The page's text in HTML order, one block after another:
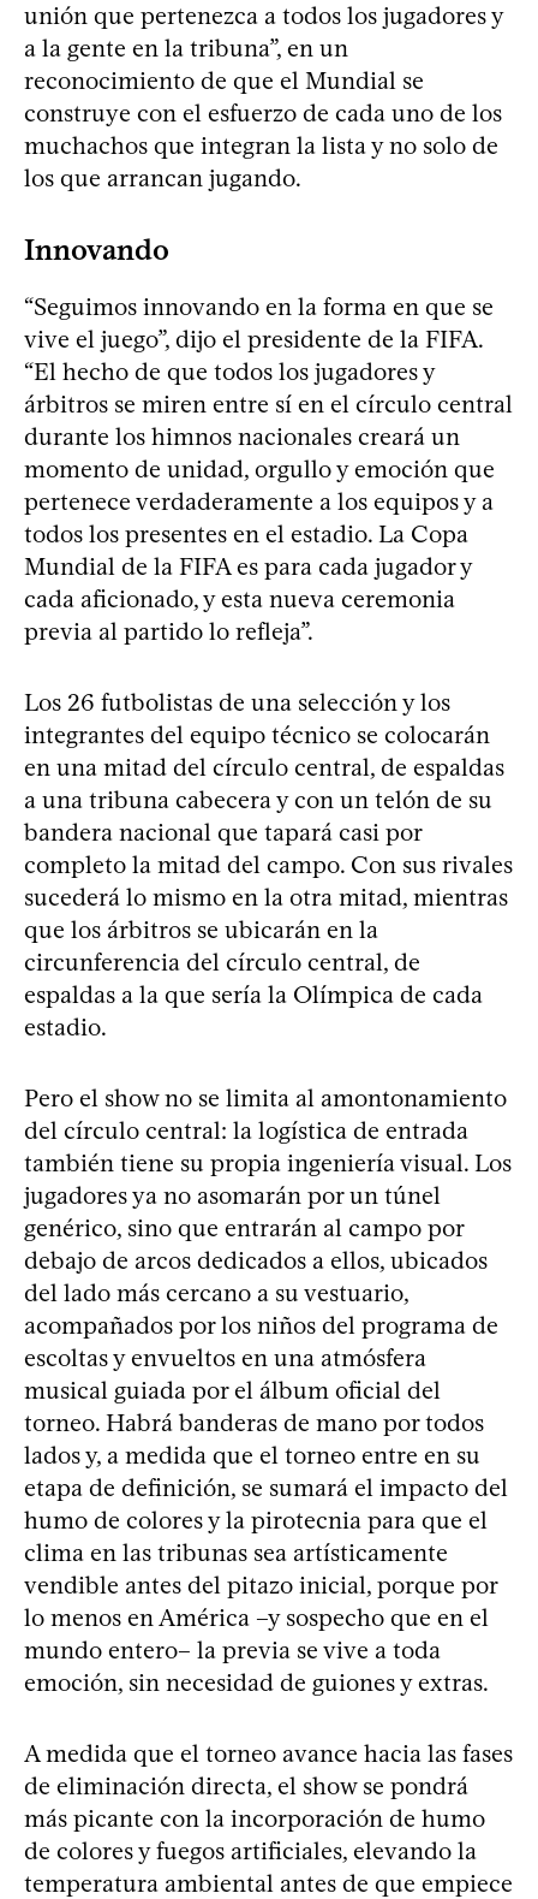
unión que pertenezca a todos los jugadores y
a la gente en la tribuna”, en un
reconocimiento de que el Mundial se
construye con el esfuerzo de cada uno de los
muchachos que integran la lista y no solo de
los que arrancan jugando.
Innovando
“Seguimos innovando en la forma en que se
vive el juego”, dijo el presidente de la FIFA.
“El hecho de que todos los jugadores y
árbitros se miren entre sí en el círculo central
durante los himnos nacionales creará un
momento de unidad, orgullo y emoción que
pertenece verdaderamente a los equipos y a
todos los presentes en el estadio. La Copa
Mundial de la FIFA es para cada jugador y
cada aficionado, y esta nueva ceremonia
previa al partido lo refleja”.
Los 26 futbolistas de una selección y los
integrantes del equipo técnico se colocarán
en una mitad del círculo central, de espaldas
a una tribuna cabecera y con un telón de su
bandera nacional que tapará casi por
completo la mitad del campo. Con sus rivales
sucederá lo mismo en la otra mitad, mientras
que los árbitros se ubicarán en la
circunferencia del círculo central, de
espaldas a la que sería la Olímpica de cada
estadio.
Pero el show no se limita al amontonamiento
del círculo central: la logística de entrada
también tiene su propia ingeniería visual. Los
jugadores ya no asomarán por un túnel
genérico, sino que entrarán al campo por
debajo de arcos dedicados a ellos, ubicados
del lado más cercano a su vestuario,
acompañados por los niños del programa de
escoltas y envueltos en una atmósfera
musical guiada por el álbum oficial del
torneo. Habrá banderas de mano por todos
lados y, a medida que el torneo entre en su
etapa de definición, se sumará el impacto del
humo de colores y la pirotecnia para que el
clima en las tribunas sea artísticamente
vendible antes del pitazo inicial, porque por
lo menos en América –y sospecho que en el
mundo entero– la previa se vive a toda
emoción, sin necesidad de guiones y extras.
A medida que el torneo avance hacia las fases
de eliminación directa, el show se pondrá
más picante con la incorporación de humo
de colores y fuegos artificiales, elevando la
temperatura ambiental antes de que empiece